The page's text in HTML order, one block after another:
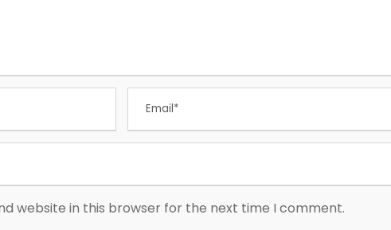
website in this browser for the next time I comment.